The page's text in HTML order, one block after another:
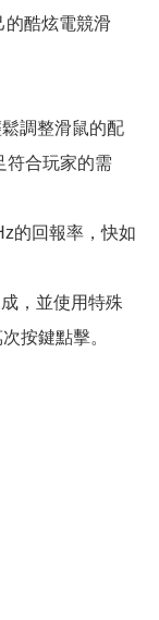
的酷炫電競滑
調整滑鼠的配
合玩家的需
的回報率，快如
，並使用特殊
按鍵點擊。